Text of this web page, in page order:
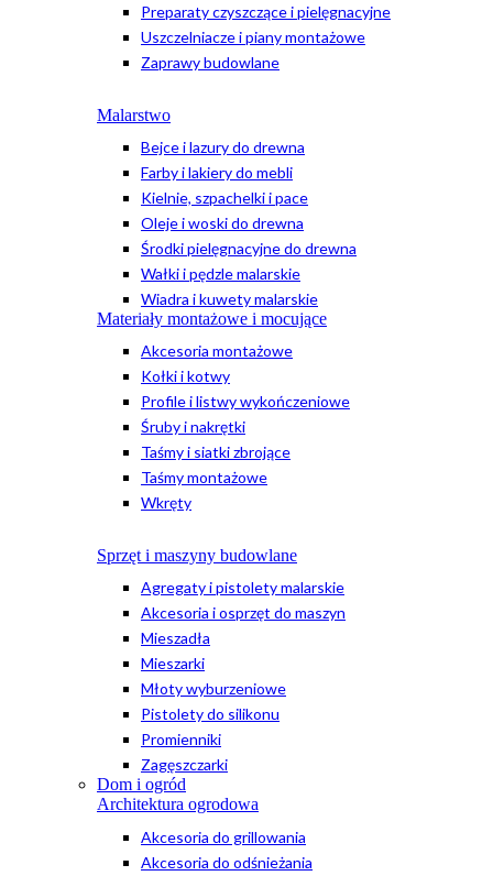
Preparaty czyszczące i pielęgnacyjne
Uszczelniacze i piany montażowe
Zaprawy budowlane
Malarstwo
Bejce i lazury do drewna
Farby i lakiery do mebli
Kielnie, szpachelki i pace
Oleje i woski do drewna
Środki pielęgnacyjne do drewna
Wałki i pędzle malarskie
Wiadra i kuwety malarskie
Materiały montażowe i mocujące
Akcesoria montażowe
Kołki i kotwy
Profile i listwy wykończeniowe
Śruby i nakrętki
Taśmy i siatki zbrojące
Taśmy montażowe
Wkręty
Sprzęt i maszyny budowlane
Agregaty i pistolety malarskie
Akcesoria i osprzęt do maszyn
Mieszadła
Mieszarki
Młoty wyburzeniowe
Pistolety do silikonu
Promienniki
Zagęszczarki
Dom i ogród
Architektura ogrodowa
Akcesoria do grillowania
Akcesoria do odśnieżania